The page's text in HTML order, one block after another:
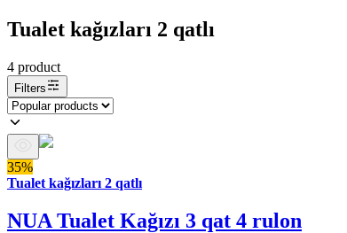
Tualet kağızları 2 qatlı
4 product
Filters
35%
Tualet kağızları 2 qatlı
NUA Tualet Kağızı 3 qat 4 rulon